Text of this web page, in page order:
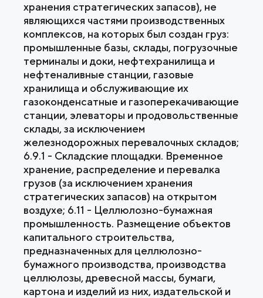
хранения стратегических запасов), не
являющихся частями производственных
комплексов, на которых был создан груз:
промышленные базы, склады, погрузочные
терминалы и доки, нефтехранилища и
нефтеналивные станции, газовые
хранилища и обслуживающие их
газоконденсатные и газоперекачивающие
станции, элеваторы и продовольственные
склады, за исключением
железнодорожных перевалочных складов;
6.9.1 - Складские площадки. Временное
хранение, распределение и перевалка
грузов (за исключением хранения
стратегических запасов) на открытом
воздухе; 6.11 - Целлюлозно-бумажная
промышленность. Размещение объектов
капитального строительства,
предназначенных для целлюлозно-
бумажного производства, производства
целлюлозы, древесной массы, бумаги,
картона и изделий из них, издательской и